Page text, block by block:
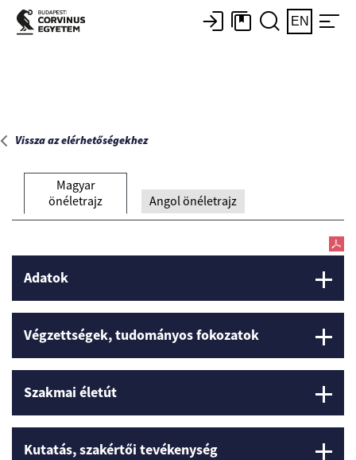
Főoldal
EN
Vissza az elérhetőségekhez
Magyar
önéletrajz
Angol önéletrajz
Adatok
Végzettségek, tudományos fokozatok
Szakmai életút
Kutatás, szakértői tevékenység